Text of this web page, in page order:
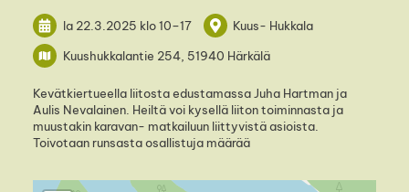
la 22.3.2025 klo 10–17 Kuus- Hukkala
Kuushukkalantie 254, 51940 Härkälä
Kevätkiertueella liitosta edustamassa Juha Hartman ja
Aulis Nevalainen. Heiltä voi kysellä liiton toiminnasta ja
muustakin karavan- matkailuun liittyvistä asioista.
Toivotaan runsasta osallistuja määrää